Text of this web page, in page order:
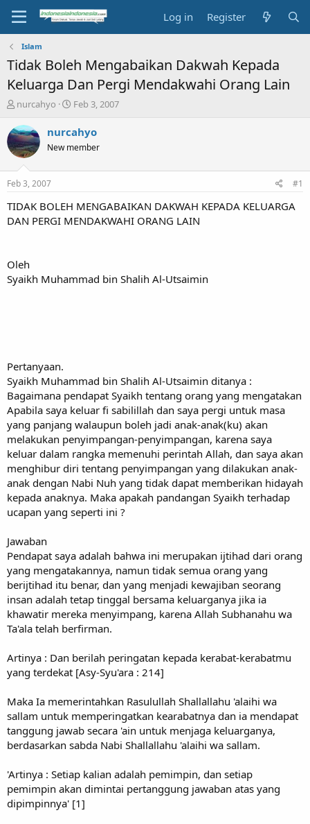
Log in Register
Islam
Tidak Boleh Mengabaikan Dakwah Kepada
Keluarga Dan Pergi Mendakwahi Orang Lain
T
r
e
a
s
t
a
r
nurcahyo
S
a
t
e
Feb 3, 2007
nurcahyo
New member
Feb 3, 2007 #1
TIDAK BOLEH MENGABAIKAN DAKWAH KEPADA KELUARGA
DAN PERGI MENDAKWAHI ORANG LAIN
Oleh
Syaikh Muhammad bin Shalih Al-Utsaimin
Pertanyaan.
Syaikh Muhammad bin Shalih Al-Utsaimin ditanya :
Bagaimana pendapat Syaikh tentang orang yang mengatakan
Apabila saya keluar fi sabilillah dan saya pergi untuk masa
yang panjang walaupun boleh jadi anak-anak(ku) akan
melakukan penyimpangan-penyimpangan, karena saya
keluar dalam rangka memenuhi perintah Allah, dan saya akan
menghibur diri tentang penyimpangan yang dilakukan anak-
anak dengan Nabi Nuh yang tidak dapat memberikan hidayah
kepada anaknya. Maka apakah pandangan Syaikh terhadap
ucapan yang seperti ini ?
Jawaban
Pendapat saya adalah bahwa ini merupakan ijtihad dari orang
yang mengatakannya, namun tidak semua orang yang
berijtihad itu benar, dan yang menjadi kewajiban seorang
insan adalah tetap tinggal bersama keluarganya jika ia
khawatir mereka menyimpang, karena Allah Subhanahu wa
Ta'ala telah berfirman.
Artinya : Dan berilah peringatan kepada kerabat-kerabatmu
yang terdekat [Asy-Syu'ara : 214]
Maka Ia memerintahkan Rasulullah Shallallahu 'alaihi wa
sallam untuk memperingatkan kearabatnya dan ia mendapat
tanggung jawab secara 'ain untuk menjaga keluarganya,
berdasarkan sabda Nabi Shallallahu 'alaihi wa sallam.
'Artinya : Setiap kalian adalah pemimpin, dan setiap
pemimpin akan dimintai pertanggung jawaban atas yang
dipimpinnya' [1]